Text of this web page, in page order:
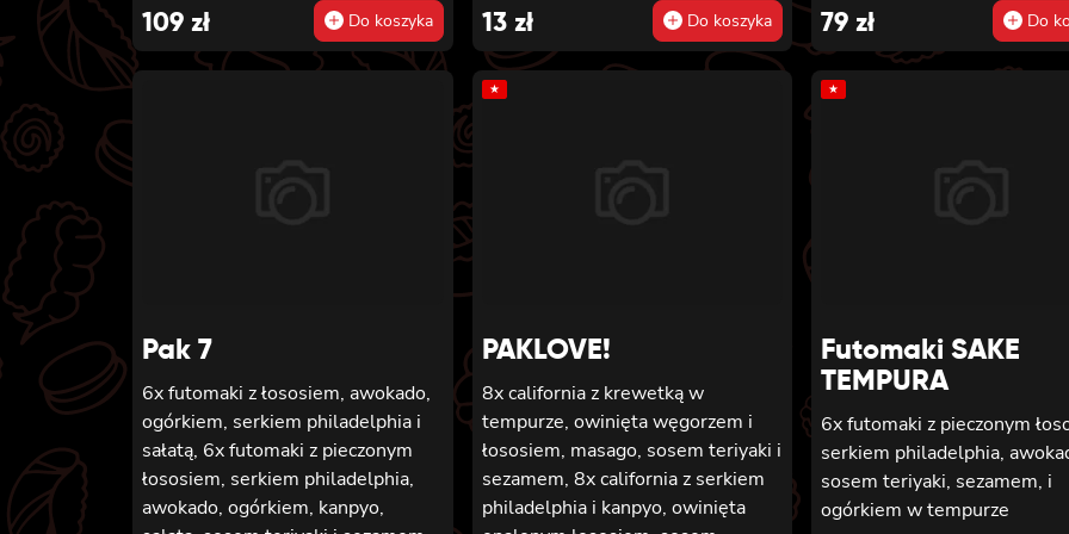
california z serkiem philadelphia i
mango, owinięta awokado z sosem
teriyaki, 6x futomaki z batatem w
ogórkiem, oshinko i sałatą, 6x
futomaki z kanpyo i porem w
109 zł Do koszyka 13 zł Do koszyka 79 zł Do
Pak 7
6x futomaki z łososiem, awokado,
ogórkiem, serkiem philadelphia i
sałatą, 6x futomaki z pieczonym
łososiem, serkiem philadelphia,
awokado, ogórkiem, kanpyo,
★
PAKLOVE!
8x california z krewetką w
tempurze, owinięta węgorzem i
łososiem, masago, sosem teriyaki i
sezamem, 8x california z serkiem
philadelphia i kanpyo, owinięta
★
Futomaki SAKE
TEMPURA
6x futomaki z pieczonym
serkiem philadelphia,
sosem teriyaki, sezamem, i
ogórkiem w tempurze